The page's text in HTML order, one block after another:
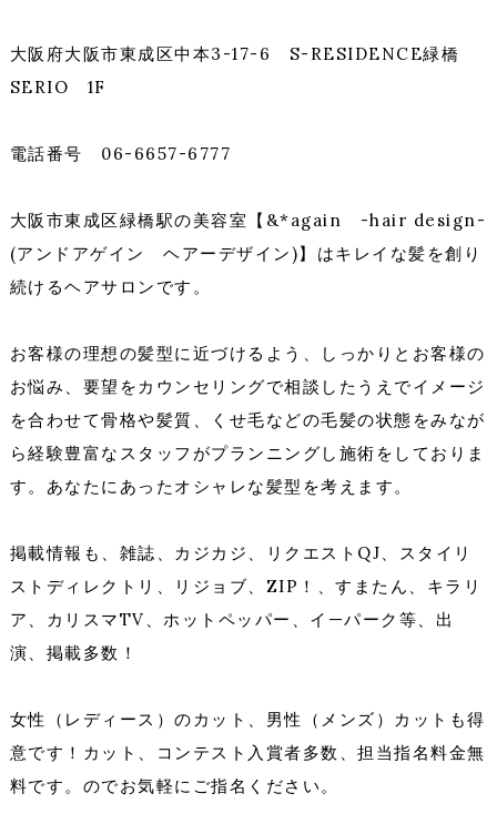
大阪府大阪市東成区中本3-17-6 S-RESIDENCE緑橋
SERIO 1F
電話番号 06-6657-6777
大阪市東成区緑橋駅の美容室【&*again -hair design-
(アンドアゲイン ヘアーデザイン)】はキレイな髪を創り
続けるヘアサロンです。
お客様の理想の髪型に近づけるよう、しっかりとお客様の
お悩み、要望をカウンセリングで相談したうえでイメージ
を合わせて骨格や髪質、くせ毛などの毛髪の状態をみなが
ら経験豊富なスタッフがプランニングし施術をしておりま
す。あなたにあったオシャレな髪型を考えます。
掲載情報も、雑誌、カジカジ、リクエストQJ、スタイリ
ストディレクトリ、リジョブ、ZIP！、すまたん、キラリ
ア、カリスマTV、ホットペッパー、イ—パーク等、出
演、掲載多数！
女性（レディース）のカット、男性（メンズ）カットも得
意です！カット、コンテスト入賞者多数、担当指名料金無
料です。のでお気軽にご指名ください。